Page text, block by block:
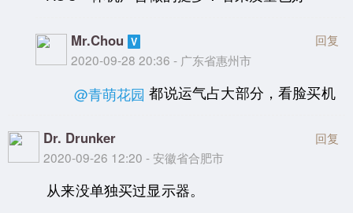
Mr.Chou
2020-09-28 20:36 - 广东省惠州市
回复
@青萌花园 都说运气占大部分，看脸买机
Dr. Drunker
2020-09-26 12:20 - 安徽省合肥市
回复
从来没单独买过显示器。